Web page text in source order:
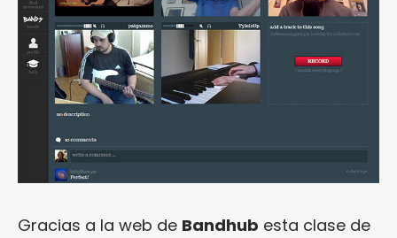
Gracias a la web de Bandhub esta clase de